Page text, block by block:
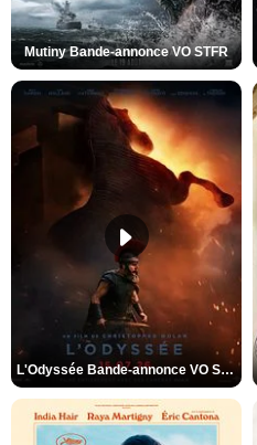
Mutiny Bande-annonce VO STFR
L'Odyssée Bande-annonce VO STFR